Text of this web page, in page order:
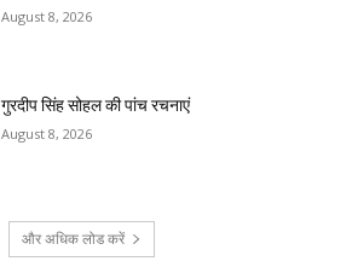
August 8, 2026
गुरदीप सिंह सोहल की पांच रचनाएं
August 8, 2026
और अधिक लोड करें